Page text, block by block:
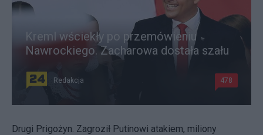
Kreml wściekły po przemówieniu
Nawrockiego. Zacharowa dostała szału
Redakcja 478
Drugi Prigożyn. Zagroził Putinowi atakiem, miliony